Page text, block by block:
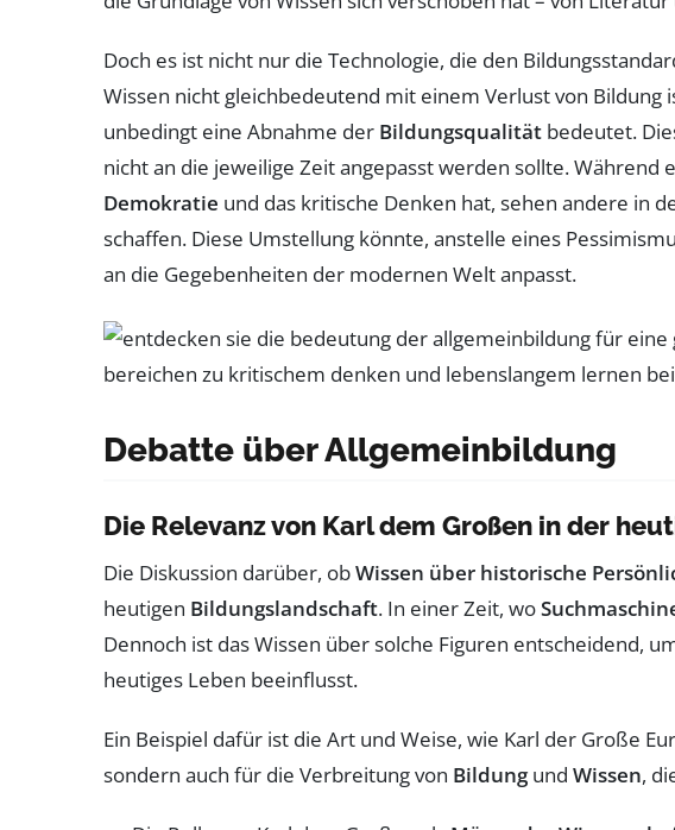
Doch es ist nicht nur die Technologie, die den
Wissen nicht gleichbedeutend mit einem Verlust von
unbedingt eine Abnahme der Bildungsqualität bedeutet.
nicht an die jeweilige Zeit angepasst werden sollte.
Demokratie und das kritische Denken hat, sehen andere in
schaffen. Diese Umstellung könnte, anstelle eines
an die Gegebenheiten der modernen Welt anpasst.
Debatte über Allgemeinbildung
Die Relevanz von Karl dem Großen in der
Die Diskussion darüber, obWissen über historische
heutigen Bildungslandschaft. In einer Zeit, wo
Dennoch ist das Wissen über solche Figuren entscheidend,
heutiges Leben beeinflusst.
Ein Beispiel dafür ist die Art und Weise, wie Karl der Große
sondern auch für die Verbreitung von Bildungund Wissen,